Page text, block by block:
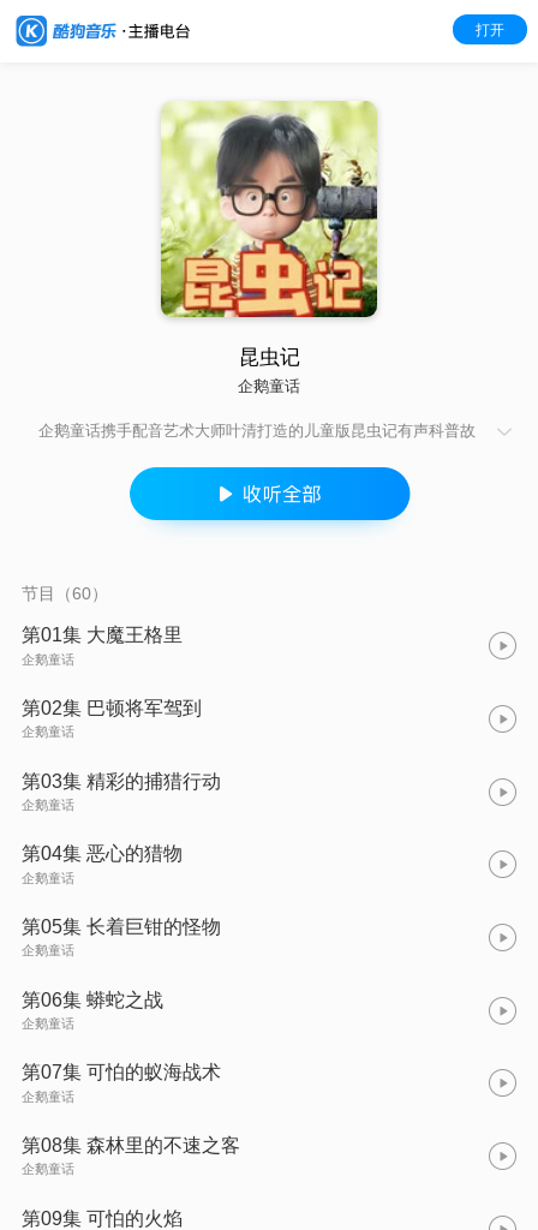
打开
昆虫记
企鹅童话
企鹅童话携手配音艺术大师叶清打造的儿童版昆虫记有声科普故
四大部分，用600分钟浓缩四大昆虫生活习性！以人类小孩与昆虫
之间渊源作为故事主线，让孩子通过10小时的娱乐体验轻松掌握
昆虫科学知识！
节目（60）
第01集 大魔王格里
企鹅童话
第02集 巴顿将军驾到
企鹅童话
第03集 精彩的捕猎行动
企鹅童话
第04集 恶心的猎物
企鹅童话
第05集 长着巨钳的怪物
企鹅童话
第06集 蟒蛇之战
企鹅童话
第07集 可怕的蚁海战术
企鹅童话
第08集 森林里的不速之客
企鹅童话
第09集 可怕的火焰